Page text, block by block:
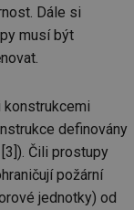
Dále si
musí být
konstrukcemi
definovány
Čili prostupy
požární
jednotky) od